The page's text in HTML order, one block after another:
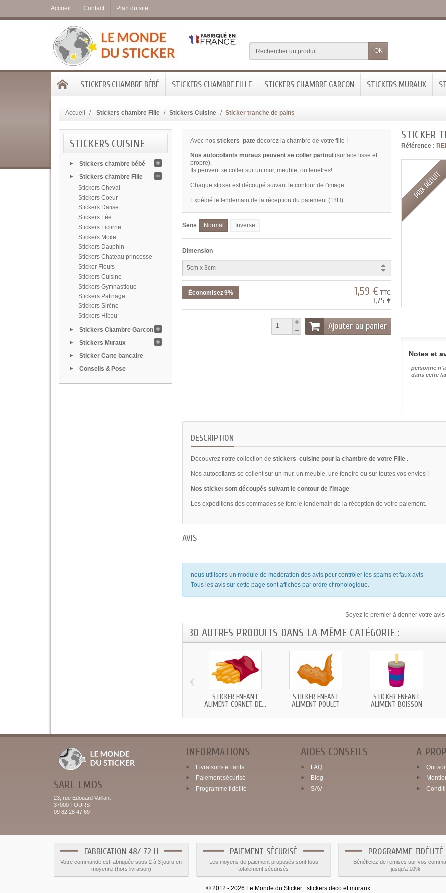
Accueil Contact Plan du site
OK
STICKERS CHAMBRE BÉBÉ STICKERS CHAMBRE FILLE STICKERS CHAMBRE GARCON STICKERS MURAUX
Accueil Stickers chambre Fille Stickers Cuisine Sticker tranche de pains
STICKERS CUISINE
Stickers chambre bébé
Stickers chambre Fille
Stickers Cheval
Stickers Coeur
Stickers Danse
Stickers Fée
Stickers Licorne
Stickers Mode
Stickers Dauphin
Stickers Chateau princesse
Sticker Fleurs
Stickers Cuisine
Stickers Gymnastique
Stickers Patinage
Stickers Sirène
Stickers Hibou
Stickers Chambre Garcon
Stickers Muraux
Sticker Carte bancaire
Conseils & Pose
STICKER
Référence :
PRIX RÉDUIT
Notes et
personne
dans cette
Avec nosstickers patedécorez la chambre de votre fille !
Nos autocollants muraux peuvent se coller partout (surface lisse et
propre).
Ils peuvent se coller sur un mur, meuble, ou fenetres!
Chaque sticker est découpé suivant le contour de l'image.
Expédié le lendemain de la réception du paiement (18H).
Sens Normal Inverse
Dimension
Économisez 9% 1,59 € TTC
1,75 €
Ajouter au panier
DESCRIPTION
Découvrez notre collection destickers cuisine pour la chambre de votre Fille .
Nos autocollants se collent sur un mur, un meuble, une fenetre ou sur toutes vos envies !
Nos sticker sont découpés suivant le contour de l'image.
Les expéditions des commades se font le lendemain de la réception de votre paiement.
AVIS
nous utilisons un module de modération des avis pour contrôler les spams et faux avis
Tous les avis sur cette page sont affichés par ordre chronologique.
Soyez le premier à donner votre avis
30 AUTRES PRODUITS DANS LA MÊME CATÉGORIE :
STICKER ENFANT
ALIMENT CORNET DE...
STICKER ENFANT
ALIMENT POULET
STICKER ENFANT
ALIMENT BOISSON
‹
SARL LMDS
23, rue Edouard Vaillant
37000 TOURS
09 82 28 47 69
INFORMATIONS
Livraisons et tarifs
Paiement sécurisé
Programme fidélité
AIDES CONSEILS
FAQ
Blog
SAV
A
Qui
FABRICATION 48/ 72 H
Votre commande est fabriquée sous 2 à 3 jours en
moyenne (hors livraison)
PAIEMENT SÉCURISÉ
Les moyens de paiement proposés sont tous
totalement sécurisés
PROGRAMME FIDÉLITÉ
Bénéficiez de remises sur vos
jusqu'a 10%
© 2012 - 2026 Le Monde du Sticker : stickers déco et muraux